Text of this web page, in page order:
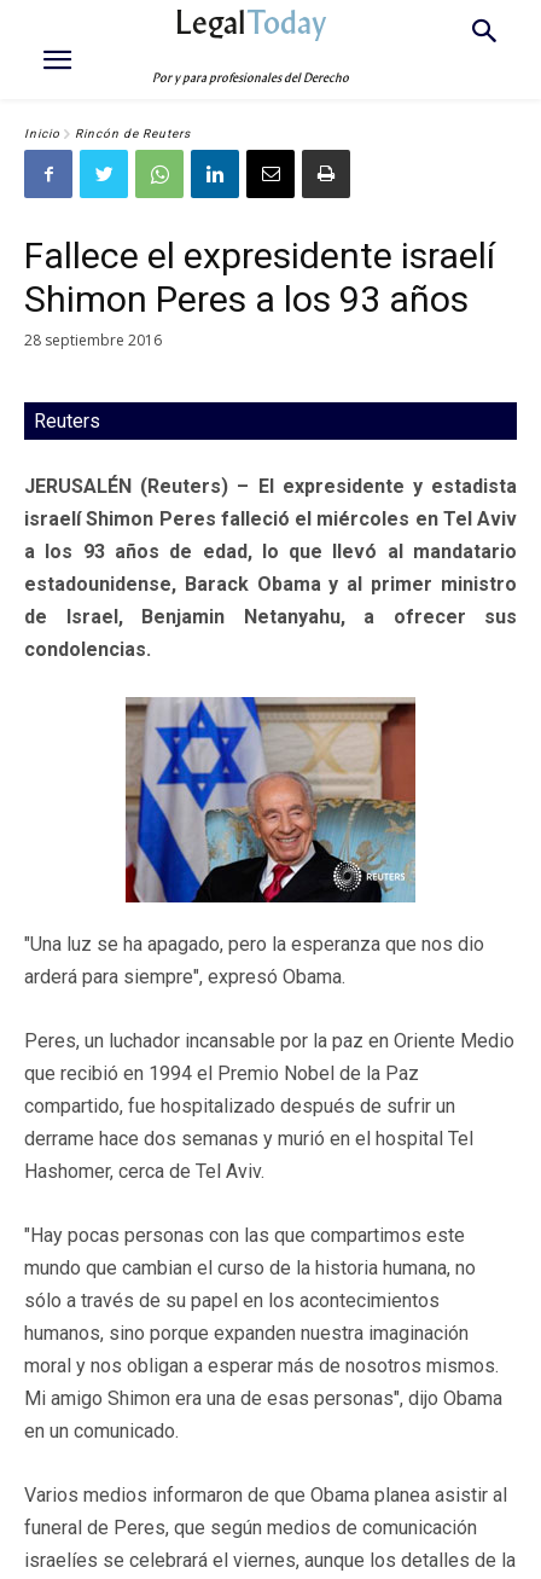
LegalToday
Por y para profesionales del Derecho
Inicio Rincón de Reuters
Fallece el expresidente israelí
Shimon Peres a los 93 años
28 septiembre 2016
Reuters
JERUSALÉN (Reuters) – El expresidente y estadista
israelí Shimon Peres falleció el miércoles en Tel Aviv
a los 93 años de edad, lo que llevó al mandatario
estadounidense, Barack Obama y al primer ministro
de Israel, Benjamin Netanyahu, a ofrecer sus
condolencias.
"Una luz se ha apagado, pero la esperanza que nos dio
arderá para siempre", expresó Obama.
Peres, un luchador incansable por la paz en Oriente Medio
que recibió en 1994 el Premio Nobel de la Paz
compartido, fue hospitalizado después de sufrir un
derrame hace dos semanas y murió en el hospital Tel
Hashomer, cerca de Tel Aviv.
"Hay pocas personas con las que compartimos este
mundo que cambian el curso de la historia humana, no
sólo a través de su papel en los acontecimientos
humanos, sino porque expanden nuestra imaginación
moral y nos obligan a esperar más de nosotros mismos.
Mi amigo Shimon era una de esas personas", dijo Obama
en un comunicado.
Varios medios informaron de que Obama planea asistir al
funeral de Peres, que según medios de comunicación
israelíes se celebrará el viernes, aunque los detalles de la